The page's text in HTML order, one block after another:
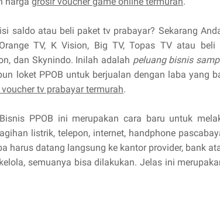
saldo atau beli paket tv prabayar? Sekarang
TV, K Vision, Big TV, Topas TV atau beli
dan Skynindo. Inilah adalah peluang bisnis
loket PPOB untuk berjualan dengan laba yang
tv prabayar termurah.
PPOB ini merupakan cara baru untuk
listrik, telepon, internet, handphone
harus datang langsung ke kantor provider, bank
semuanya bisa dilakukan. Jelas ini